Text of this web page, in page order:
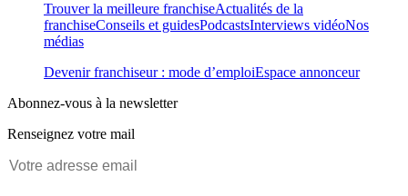
Trouver la meilleure franchiseActualités de la
franchiseConseils et guidesPodcastsInterviews vidéoNos
médias
Devenir franchiseur : mode d’emploiEspace annonceur
Abonnez-vous à la newsletter
Renseignez votre mail